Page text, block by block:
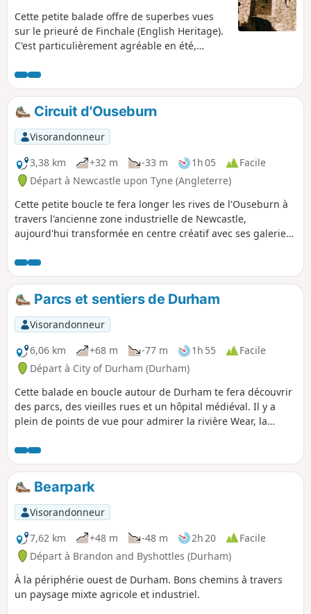
Cette petite balade offre de superbes vues
sur le prieuré de Finchale (English Heritage).
C'est particulièrement agréable en été,
est rafraîchissante sous les arbres. C'est l'un
de mes endroits préférés, un coin idyllique
de la rivière Wear.
Circuit d'Ouseburn
Visorandonneur
3,38 km
+32 m -33 m 1h 05
Facile
Départ à Newcastle upon Tyne (Angleterre)
Cette petite boucle te fera longer les rives de l'Ouseburn à
travers l'ancienne zone industrielle de Newcastle,
aujourd'hui transformée en centre créatif avec ses galeries,
est idéale pour les enfants, car il y a plein de choses à faire
et à voir en chemin.
Parcs et sentiers de Durham
Visorandonneur
6,06 km
+68 m -77 m 1h 55
Facile
Départ à City of Durham (Durham)
Cette balade en boucle autour de Durham te fera découvrir
des parcs, des vieilles rues et un hôpital médiéval. Il y a
plein de points de vue pour admirer la rivière Wear, la
donneront une bonne idée du relief de Durham.
Bearpark
Visorandonneur
7,62 km
+48 m -48 m 2h 20
Facile
Départ à Brandon and Byshottles (Durham)
À la périphérie ouest de Durham. Bons chemins à travers
un paysage mixte agricole et industriel.